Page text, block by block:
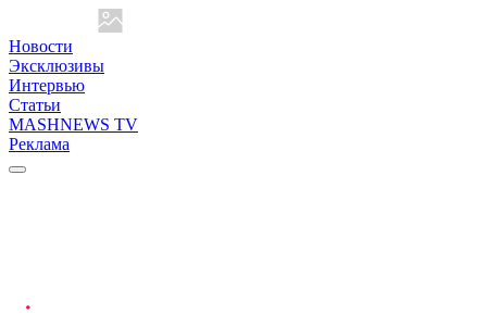
Новости
Эксклюзивы
Интервью
Статьи
MASHNEWS TV
Реклама